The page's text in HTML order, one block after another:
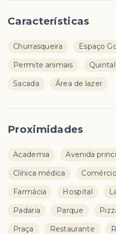
Características
Churrasqueira Espaço
Permite animais Quintal
Sacada Área de lazer
Proximidades
Academia Avenida
Clínica médica Comércio
Farmácia Hospital
Padaria Parque
Praça Restaurante